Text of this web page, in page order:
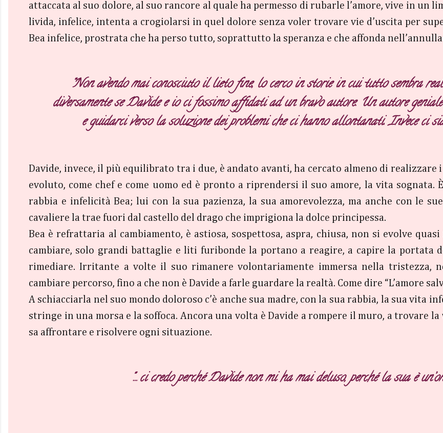
attaccata al suo dolore, al suo rancore al quale ha permesso di rubarle l’amore, vive in un
livida, infelice, intenta a crogiolarsi in quel dolore senza voler trovare vie d’uscita per
Bea infelice, prostrata che ha perso tutto, soprattutto la speranza e che affonda
"Non avendo mai conosciuto il lieto fine, lo cerco in storie in cui tutto sembra
diversamente se Davide e io ci fossimo affidati ad un bravo autore. Un autore
e guidarci verso la soluzione dei problemi che ci hanno allontanati. Invece ci
Davide, invece, il più equilibrato tra i due, è andato avanti, ha cercato almeno di
evoluto, come chef e come uomo ed è pronto a riprendersi il suo amore, la vita
rabbia e infelicità Bea; lui con la sua pazienza, la sua amorevolezza, ma anche con le
cavaliere la trae fuori dal castello del drago che imprigiona la dolce principessa.
Bea è refrattaria al cambiamento, è astiosa, sospettosa, aspra, chiusa, non si evolve
cambiare, solo grandi battaglie e liti furibonde la portano a reagire, a capire la portata
rimediare. Irritante a volte il suo rimanere volontariamente immersa nella tristezza,
cambiare percorso, fino a che non è Davide a farle guardare la realtà. Come dire “L’amore
A schiacciarla nel suo mondo doloroso c’è anche sua madre, con la sua rabbia, la sua vita
stringe in una morsa e la soffoca. Ancora una volta è Davide a rompere il muro, a trovare la
sa affrontare e risolvere ogni situazione.
"… ci credo perché Davide non mi ha mai deluso, perché la sua è